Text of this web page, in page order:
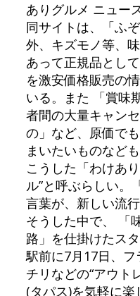
ありグルメ ニュー
同サイトは、「ふ
外、キズモノ等、
あって正規品とし
を激安価格販売の
いる。また 「賞味
者間の大量キャン
の」など、原価で
まいたいものなど
こうした「わけあ
ル”と呼ぶらしい。
言葉が、新しい流
そうした中で、 「
路」を仕掛けたス
駅前に7月17日、フ
チリなどの“アウト
(タパス)を気軽に